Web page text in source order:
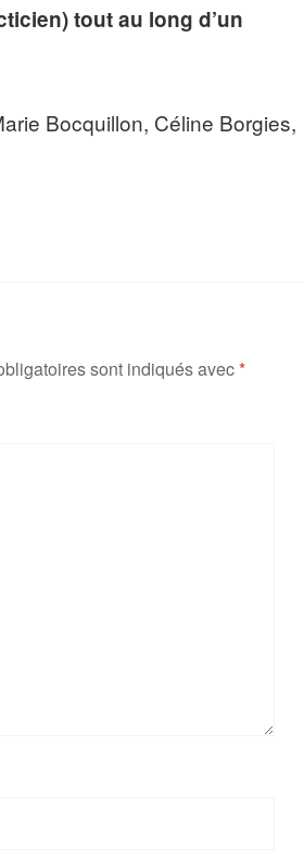
tout au long d’un
Bocquillon, Céline Borgies,
sont indiqués avec*